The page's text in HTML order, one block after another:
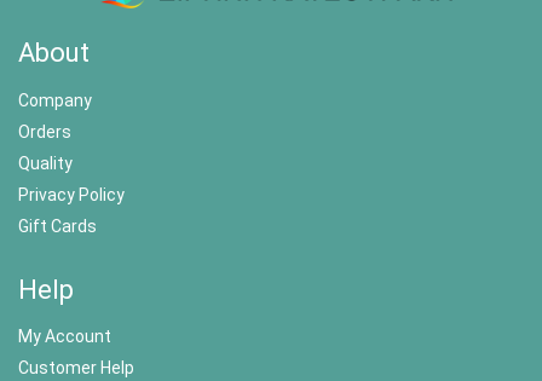
About
Company
Orders
Quality
Privacy Policy
Gift Cards
Help
My Account
Customer Help